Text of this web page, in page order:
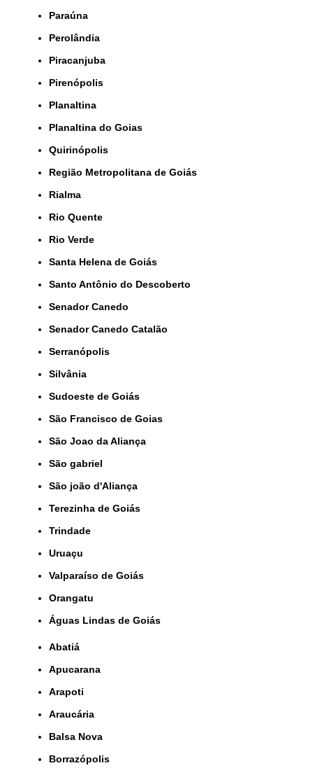
Paraúna
Perolândia
Piracanjuba
Pirenópolis
Planaltina
Planaltina do Goias
Quirinópolis
Região Metropolitana de Goiás
Rialma
Rio Quente
Rio Verde
Santa Helena de Goiás
Santo Antônio do Descoberto
Senador Canedo
Senador Canedo Catalão
Serranópolis
Silvânia
Sudoeste de Goiás
São Francisco de Goias
São Joao da Aliança
São gabriel
São joão d'Aliança
Terezinha de Goiás
Trindade
Uruaçu
Valparaíso de Goiás
orangatu
Águas Lindas de Goiás
Abatiá
Apucarana
Arapoti
Araucária
Balsa Nova
Borrazópolis